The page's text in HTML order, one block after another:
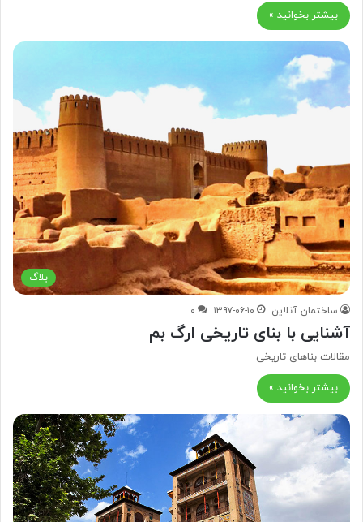
بیشتر بخوانید »
بلاگ
ساختمان آنلاین ۱۳۹۷-۰۶-۱۰ ۰
آشنایی با بنای تاریخی ارگ بم
مقالات بناهای تاریخی
بیشتر بخوانید »